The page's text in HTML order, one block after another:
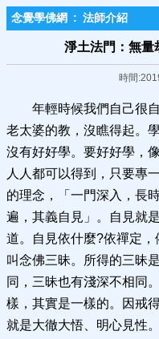
念覺學佛網 : 法師介紹
淨土法門：無量
時間
年輕時候我們自己很
老太婆的教，沒瞧得起。
沒有好好學。要好好學，
人人都可以得到，只要專
的理念，「一門深入，長
遍，其義自見」。自見就
道。自見依什麼?依禪定
叫念佛三昧。所得的三昧
同，三昧也有淺深不相同
樣，其實是一樣的。因戒
就是大徹大悟、明心見性